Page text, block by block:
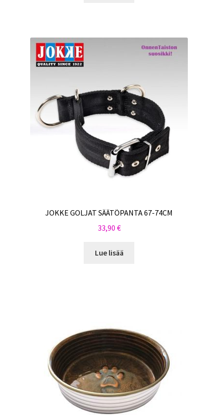
JOKKE GOLJAT SÄÄTÖPANTA 67-74CM
33,90 €
Lue lisää